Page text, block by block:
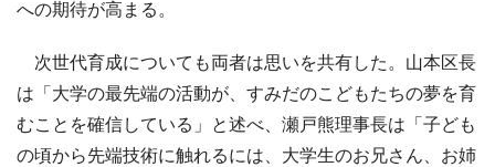
への期待が高まる。
次世代育成についても両者は思いを共有した。山本区長
は「大学の最先端の活動が、すみだのこどもたちの夢を育
むことを確信している」と述べ、瀬戸熊理事長は「子ども
の頃から先端技術に触れるには、大学生のお兄さん、お姉